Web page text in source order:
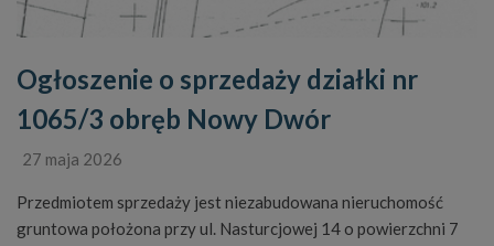
Ogłoszenie o sprzedaży działki nr
1065/3 obręb Nowy Dwór
27 maja 2026
Przedmiotem sprzedaży jest niezabudowana nieruchomość
gruntowa położona przy ul. Nasturcjowej 14 o powierzchni 7